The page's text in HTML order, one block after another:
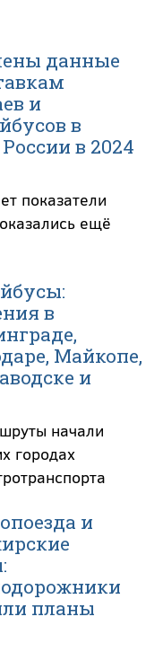
данные
и
в
в 2024
показатели
ещё
в
Майкопе,
и
начали
городах
и
планы